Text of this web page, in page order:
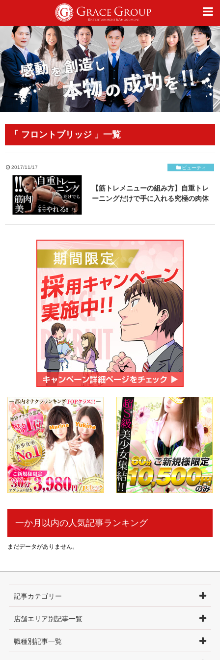
「 フロントブリッジ 」一覧
2017/11/17 ビューティ
【筋トレメニューの組み方】自重トレ
ーニングだけで手に入れる究極の肉体
一か月以内の人気記事ランキング
まだデータがありません。
記事カテゴリー
店舗エリア別記事一覧
職種別記事一覧
仕事
趣味
オフィシャルサイト